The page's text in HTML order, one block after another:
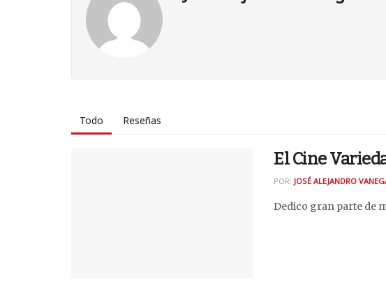
Todo Reseñas
El Cine
POR: JOSÉ ALEJANDRO
Dedico gran parte de